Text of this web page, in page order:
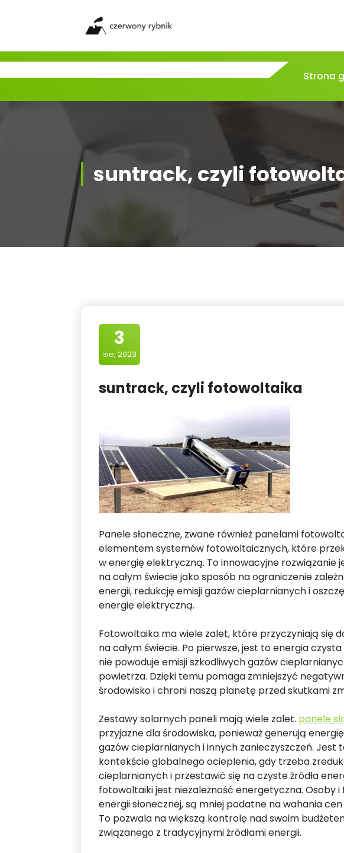
Strona
suntrack, czyli
3
sie, 2023
suntrack, czyli fotowoltaika
Panele słoneczne, zwane również panelami
elementem systemów fotowoltaicznych, które
w energię elektryczną. To innowacyjne rozwiązanie
na całym świecie jako sposób na ograniczenie
energii, redukcję emisji gazów cieplarnianych i
energię elektryczną.
Fotowoltaika ma wiele zalet, które przyczyniają się
na całym świecie. Po pierwsze, jest to energia
nie powoduje emisji szkodliwych gazów
powietrza. Dzięki temu pomaga zmniejszyć
środowisko i chroni naszą planetę przed skutkami
Zestawy solarnych paneli mają wiele zalet. panele
przyjazne dla środowiska, ponieważ generują
gazów cieplarnianych i innych zanieczyszczeń. Jest
kontekście globalnego ocieplenia, gdy trzeba
cieplarnianych i przestawić się na czyste źródła
fotowoltaiki jest niezależność energetyczna. Osoby
energii słonecznej, są mniej podatne na wahania
To pozwala na większą kontrolę nad swoim
związanego z tradycyjnymi źródłami energii.